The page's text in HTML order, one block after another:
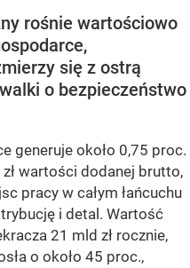
rośnie wartościowo
się z ostrą
o bezpieczeństwo
generuje około 0,75 proc.
wartości dodanej brutto,
pracy w całym łańcuchu
i detal. Wartość
21 mld zł rocznie,
o około 45 proc.,